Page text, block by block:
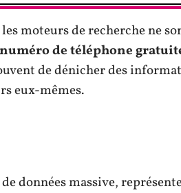
moteurs de recherche ne
de téléphone
de dénicher des
eux-mêmes.
de données massive,